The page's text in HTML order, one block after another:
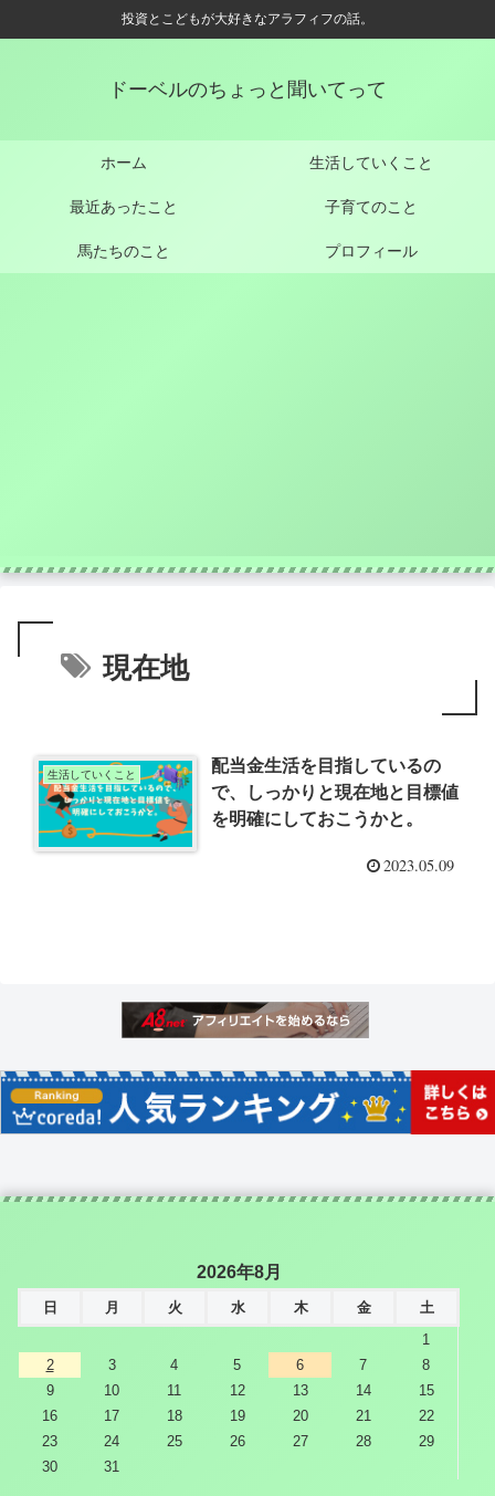
投資とこどもが大好きなアラフィフの話。
ドーベルのちょっと聞いてって
ホーム 生活していくこと
最近あったこと 子育てのこと
馬たちのこと プロフィール
現在地
生活していくこと
配当金生活を目指しているの
で、しっかりと現在地と目標値
を明確にしておこうかと。
2023.05.09
2026年8月
日 月 火 水 木 金
土
1
2
3 4 5 6 7
8
9
10 11 12 13 14
15
16
17 18 19 20 21
22
23
24 25 26 27 28
29
30
31